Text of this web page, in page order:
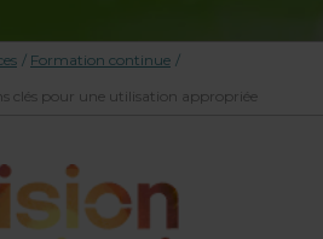
/ Formation continue /
clés pour une utilisation appropriée